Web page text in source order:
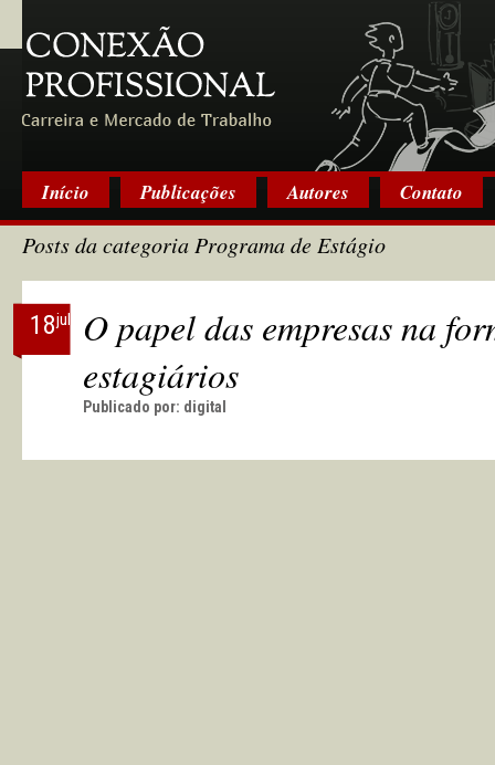
Início Publicações Autores Contato
Posts da categoria Programa de Estágio
O papel das empresas na
estagiários
Publicado por: digital
18jul